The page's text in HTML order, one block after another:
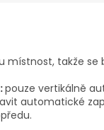
místnost, takže
pouze vertikálně
automatické